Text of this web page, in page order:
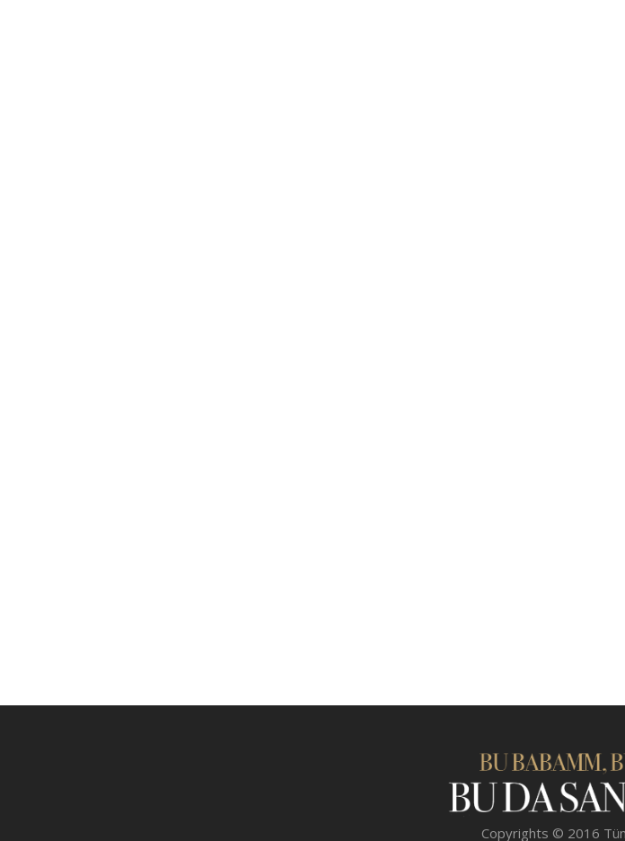
Copyrights © 2016 Tüm